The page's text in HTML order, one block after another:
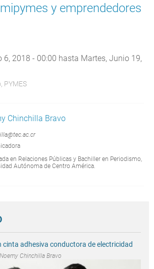
y emprendedores
6, 2018 - 00:00 hasta Martes, Junio 19,
PYMES
Chinchilla Bravo
en Relaciones Públicas y Bachiller en Periodismo,
Autónoma de Centro América.
cinta adhesiva conductora de electricidad
Noemy Chinchilla Bravo